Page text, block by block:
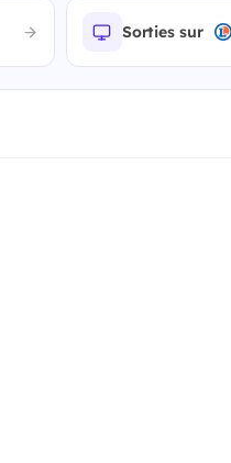
Sorties sur